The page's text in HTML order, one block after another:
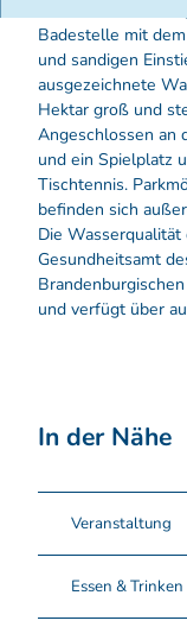
Badestelle mit
und sandigen
ausgezeichnete
Hektar groß und
Angeschlossen an
und ein Spielplatz
Tischtennis.
befinden sich
Die
Gesundheitsamt
und verfügt über
In der Nähe
Veranstaltung
Essen & Trinken